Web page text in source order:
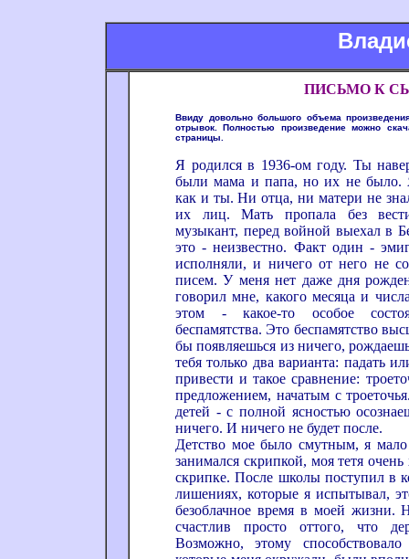
ПИСЬМО К
Ввиду довольно большого объема
отрывок. Полностью произведение можно
страницы.
Я родился в 1936-ом году. Ты
были мама и папа, но их не было.
как и ты. Ни отца, ни матери не
их лиц. Мать пропала без
музыкант, перед войной выехал в
это - неизвестно. Факт один -
исполняли, и ничего от него не
писем. У меня нет даже дня
говорил мне, какого месяца и
этом - какое-то особое
беспамятства. Это беспамятство
бы появляешься из ничего,
тебя только два варианта: падать
привести и такое сравнение:
предложением, начатым с
детей - с полной ясностью
ничего. И ничего не будет после.
Детство мое было смутным, я
занимался скрипкой, моя тетя
скрипке. После школы поступил в
лишениях, которые я испытывал,
безоблачное время в моей жизни.
счастлив просто оттого, что
Возможно, этому